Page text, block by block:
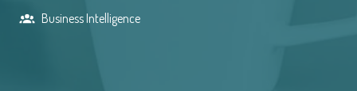
Business Intelligence